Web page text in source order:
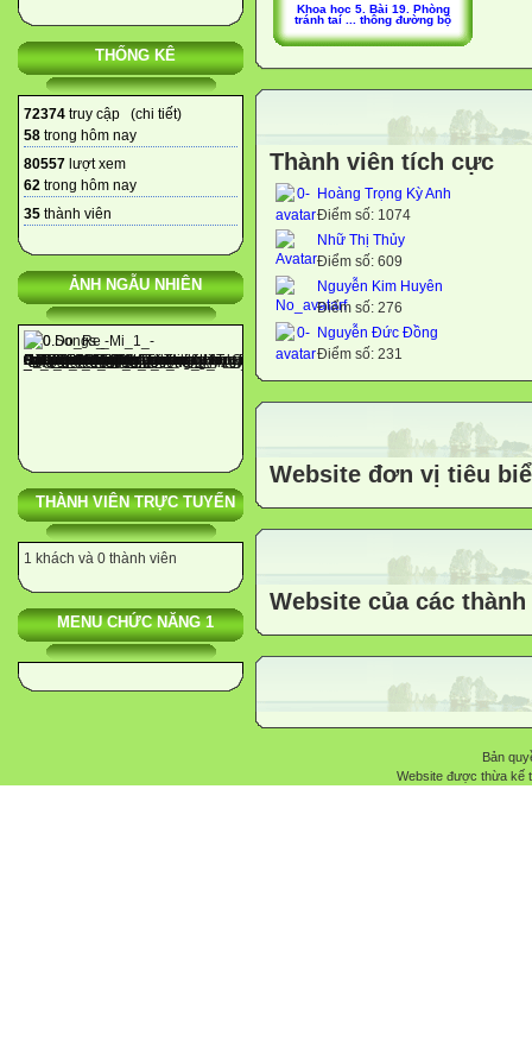
THỐNG KÊ
72374 truy cập (chi tiết)
58 trong hôm nay
80557 lượt xem
62 trong hôm nay
35 thành viên
ẢNH NGẪU NHIÊN
THÀNH VIÊN TRỰC TUYẾN
1 khách và 0 thành viên
MENU CHỨC NĂNG 1
Khoa học 5. Bài 19. Phòng
tránh tai ... thông đường bộ
Thành viên tích cực
Hoàng Trọng Kỳ Anh
Điểm số: 1074
Nhữ Thị Thủy
Điểm số: 609
Nguyễn Kim Huyên
Điểm số: 276
Nguyễn Đức Đồng
Điểm số: 231
Website đơn vị tiêu
Website của các
Bản
Website được thừa kế